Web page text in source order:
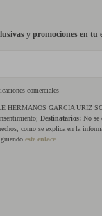
y promociones en tu
comerciales
HERMANOS GARCIA URIZ
Destinatarios: No se
como se explica en la
este enlace